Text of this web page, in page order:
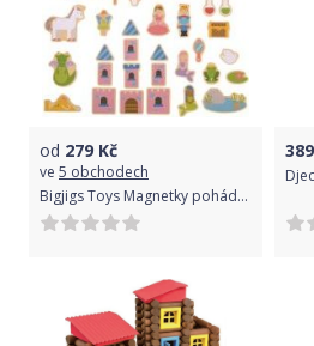
od 279 Kč
ve 5 obchodech
Bigjigs Toys Magnetky pohádkové
389